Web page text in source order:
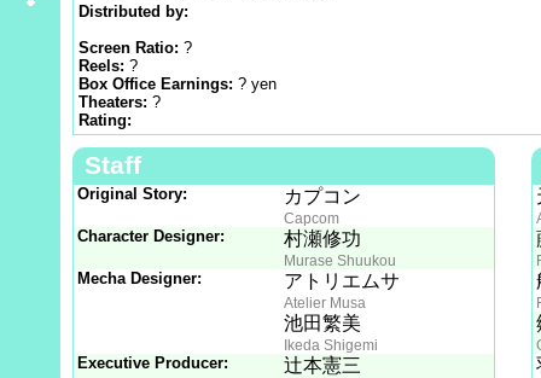
Distributed by:
Screen Ratio: ?
Reels: ?
Box Office Earnings: ? yen
Theaters: ?
Rating:
Staff
Original Story: カプコン
Capcom
Character Designer: 村瀬修功
Murase Shuukou
Mecha Designer: アトリエムサ
Atelier Musa
池田繁美
Ikeda Shigemi
Executive Producer: 辻本憲三